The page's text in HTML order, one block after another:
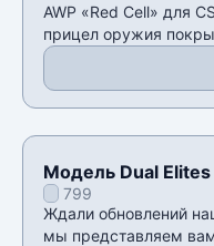
AWP «Red Cell» для
прицел оружия
Модель Dual
799
Ждали обновлений
мы представляем